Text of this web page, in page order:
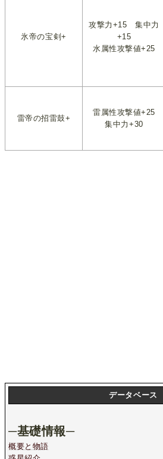
氷帝の宝剣+
攻撃力+15 集中力
+15
水属性攻撃値+25
雷帝の招雷鼓+
雷属性攻撃値+25
集中力+30
データベース
─基礎情報─
概要と物語